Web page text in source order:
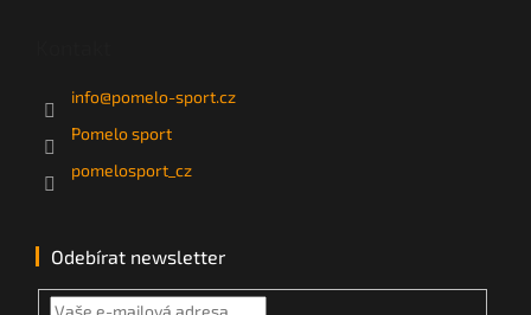
info@pomelo-sport.cz
Pomelo sport
pomelosport_cz
Odebírat newsletter